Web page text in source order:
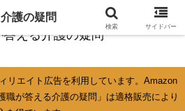
答える介護の疑問
リエイト広告を利用しています。Amazon
職が答える介護の疑問」は適格販売により
介護の疑問
検索 サイドバー